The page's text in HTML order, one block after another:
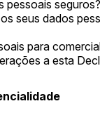
pessoais seguros?
seus dados
para
a esta